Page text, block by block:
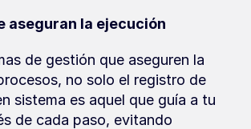
aseguran la ejecución
de gestión que aseguren la
no solo el registro de
sistema es aquel que guía a tu
de cada paso, evitando